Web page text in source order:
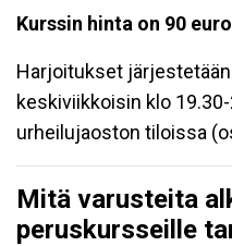
Kurssin hinta on 90
Harjoitukset
keskiviikkoisin klo
urheilujaoston tiloissa
Mitä varusteita
peruskursseille